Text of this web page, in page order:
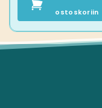
ostoskoriin